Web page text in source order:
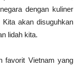
dengan kuliner
akan disuguhkan
lidah kita.
favorit Vietnam yang